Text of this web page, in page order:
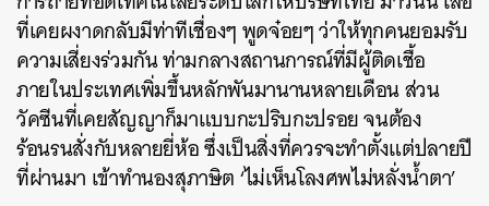
ที่เคยผงาดกลับมีท่าทีเชื่องๆ พูดจ๋อยๆ ว่าให้ทุกคนยอมรับ
ความเสี่ยงร่วมกัน ท่ามกลางสถานการณ์ที่มีผู้ติดเชื้อ
ภายในประเทศเพิ่มขึ้นหลักพันมานานหลายเดือน ส่วน
วัคซีนที่เคยสัญญาก็มาแบบกะปริบกะปรอย จนต้อง
ร้อนรนสั่งกับหลายยี่ห้อ ซึ่งเป็นสิ่งที่ควรจะทำตั้งแต่ปลายปี
ที่ผ่านมา เข้าทำนองสุภาษิต ‘ไม่เห็นโลงศพไม่หลั่งน้ำตา’